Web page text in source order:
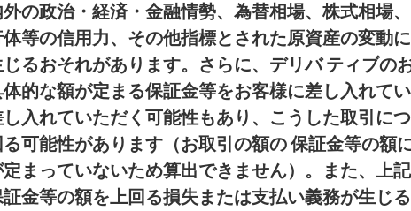
の政治・経済・金融情勢、為替相場、株式相場
等の信用力、その他指標とされた原資産の変動
るおそれがあります。さらに、デリバ ティブの
的な額が定まる保証金等をお客様に差し入れて
入れていただく可能性もあり、こうした取引に
可能性があります（お取引の額の 保証金等の額
まっていないため算出できません）。また、上
金等の額を上回る損失または支払い義務が生じ